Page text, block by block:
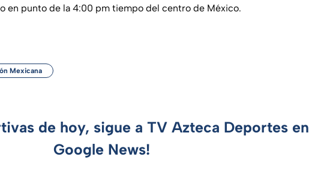
en punto de la 4:00 pm tiempo del centro de México.
Mexicana
de hoy, sigue a TV Azteca Deportes en
Google News!